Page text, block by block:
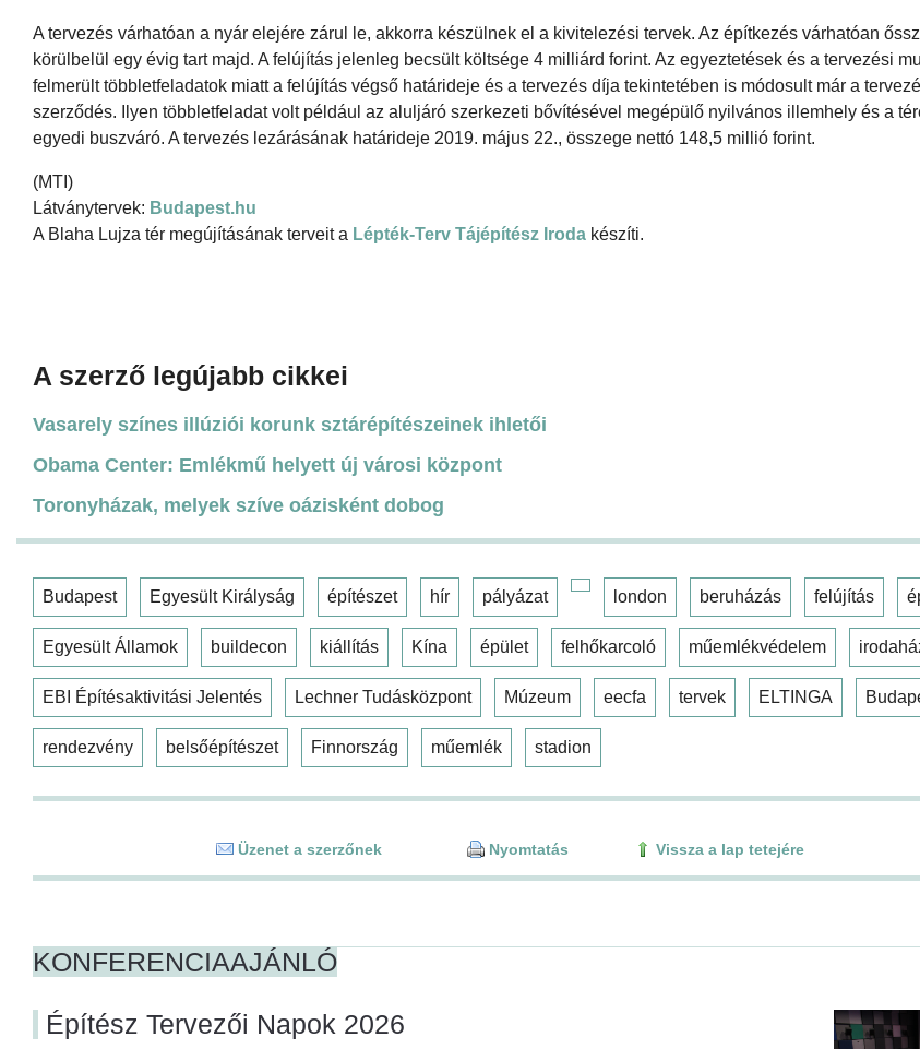
A tervezés várhatóan a nyár elejére zárul le, akkorra készülnek el a kivitelezési tervek. Az építkezés várhatóan
körülbelül egy évig tart majd. A felújítás jelenleg becsült költsége 4 milliárd forint. Az egyeztetések és a tervezési
felmerült többletfeladatok miatt a felújítás végső határideje és a tervezés díja tekintetében is módosult már a
szerződés. Ilyen többletfeladat volt például az aluljáró szerkezeti bővítésével megépülő nyilvános illemhely és a
egyedi buszváró. A tervezés lezárásának határideje 2019. május 22., összege nettó 148,5 millió forint.
(MTI)
Látványtervek: Budapest.hu
A Blaha Lujza tér megújításának terveit a Lépték-Terv Tájépítész Iroda készíti.
A szerző legújabb cikkei
Vasarely színes illúziói korunk sztárépítészeinek ihletői
Obama Center: Emlékmű helyett új városi központ
Toronyházak, melyek szíve oázisként dobog
Budapest Egyesült Királyság építészet hír pályázat london beruházás felújítás
Egyesült Államok buildecon kiállítás Kína épület felhőkarcoló műemlékvédelem
EBI Építésaktivitási Jelentés Lechner Tudásközpont Múzeum eecfa tervek ELTINGA
rendezvény belsőépítészet Finnország műemlék stadion
Üzenet a szerzőnek Nyomtatás Vissza a lap tetejére
KONFERENCIAAJÁNLÓ
Építész Tervezői Napok 2026